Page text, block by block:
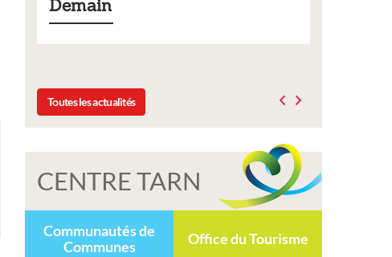
Toutes les actualités
CENTRE TARN
Communautés de
Communes
Office du Tourisme